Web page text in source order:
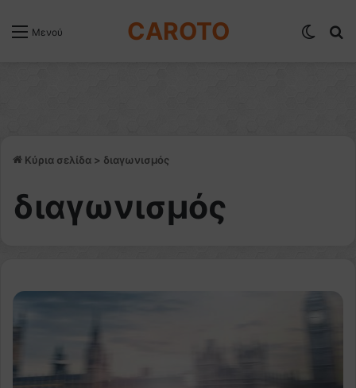
Μενού CAROTO
Κύρια σελίδα > διαγωνισμός
διαγωνισμός